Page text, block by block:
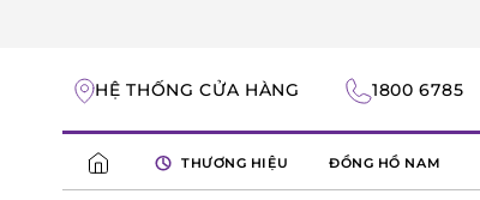
HỆ THỐNG CỬA HÀNG 1800 6785
THƯƠNG HIỆU ĐỒNG HỒ NAM